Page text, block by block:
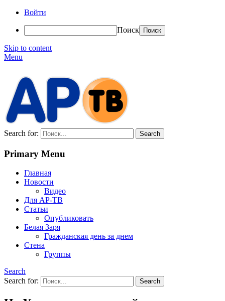
Войти
Поиск
Skip to content
Menu
Search for:
Primary Menu
Главная
Новости
Видео
Для АР-ТВ
Статьи
Опубликовать
Белая Заря
Гражданская день за днем
Стена
Группы
Search
Search for: